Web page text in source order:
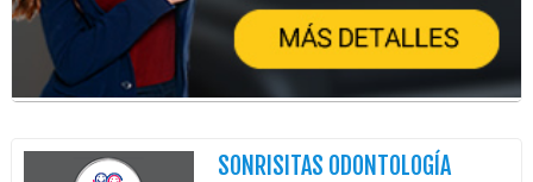
SONRISITAS ODONTOLOGÍA